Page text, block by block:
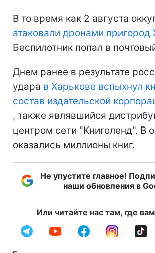
В то время как 2 августа
атаковали дронами пригород
Беспилотник попал в
Днем ранее в результате
удара в Харькове вспыхнул
состав издательской
, также являвшийся
центром сети "Книголенд". В
оказались миллионы книг.
Не упустите главное!
наши обновления в
Или читайте нас там, где